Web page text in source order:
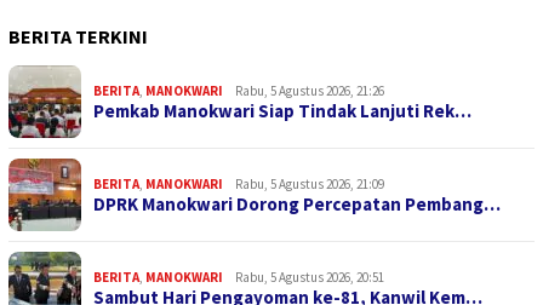
BERITA TERKINI
BERITA MANOKWARI Rabu, 5 Agustus 2026, 21:26
Pemkab Manokwari Siap Tindak Lanjuti Rek…
BERITA MANOKWARI Rabu, 5 Agustus 2026, 21:09
DPRK Manokwari Dorong Percepatan Pembang…
BERITA MANOKWARI Rabu, 5 Agustus 2026, 20:51
Sambut Hari Pengayoman ke-81, Kanwil Kem…